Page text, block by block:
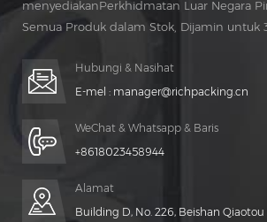
menyediakanPerkhidmatan Luar Negara
Semua Produk dalam Stok, Dijamin untuk
Hubungi & Nasihat
E-mel : manager@richpacking.cn
WeChat & Whatsapp & Baris
+8618023458944
Alamat
Building D, No. 226, Beishan